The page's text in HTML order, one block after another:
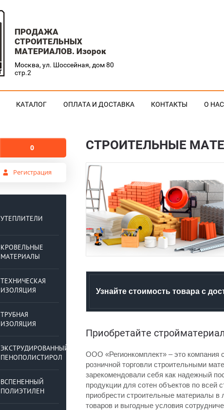
ПРОДАЖА
СТРОИТЕЛЬНЫХ
МАТЕРИАЛОВ. Изорок
Москва, ул. Шоссейная, дом 80
стр.2
КАТАЛОГ ОПЛАТА И ДОСТАВКА КОНТАКТЫ О НАС
0
Регистрация
УТЕПЛИТЕЛИ
КРОВЕЛЬНЫЕ
МАТЕРИАЛЫ
ТЕХНИЧЕСКАЯ
ИЗОЛЯЦИЯ
ТРУБНАЯ
ИЗОЛЯЦИЯ
ЭКСТРУДИРОВАННЫЙ
ПЕНОПОЛИСТИРОЛ
ВСПЕНЕННЫЙ
ПОЛИЭТИЛЕН
СТРОИТЕЛЬНЫЕ
Узнайте стоимость товара с
Приобретайте
ООО «Регионкомплект» – это компания
розничной торговли строительными
зарекомендовали себя как надежный
продукции для сотен объектов по
приобрести строительные материалы в
товаров и выгодные условия